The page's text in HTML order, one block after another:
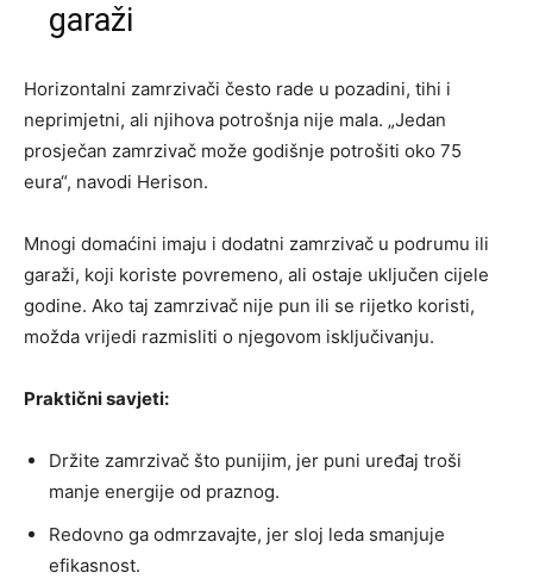
garaži
Horizontalni zamrzivači često rade u pozadini, tihi i
neprimjetni, ali njihova potrošnja nije mala. „Jedan
prosječan zamrzivač može godišnje potrošiti oko 75
eura“, navodi Herison.
Mnogi domaćini imaju i dodatni zamrzivač u podrumu ili
garaži, koji koriste povremeno, ali ostaje uključen cijele
godine. Ako taj zamrzivač nije pun ili se rijetko koristi,
možda vrijedi razmisliti o njegovom isključivanju.
Praktični savjeti:
Držite zamrzivač što punijim, jer puni uređaj troši
manje energije od praznog.
Redovno ga odmrzavajte, jer sloj leda smanjuje
efikasnost.